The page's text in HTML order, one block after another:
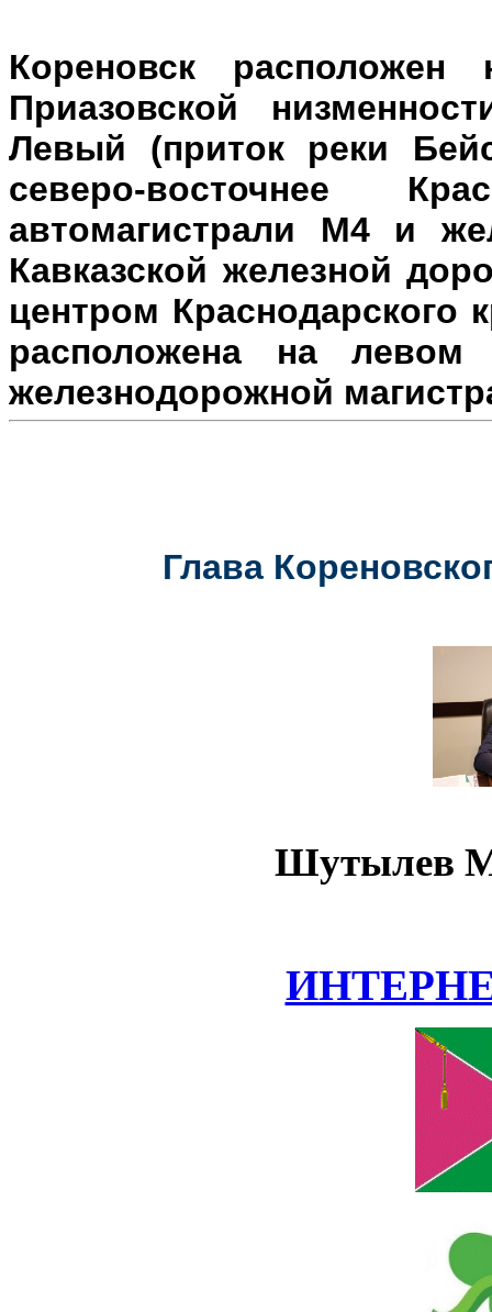
Кореновск
Приазовской
Левый (приток реки
северо-восточнее
автомагистрали М4 и
Кавказской железной
центром Краснодарского
расположена на левом
железнодорожной
Глава
Шутылев